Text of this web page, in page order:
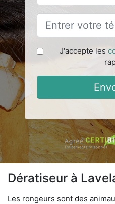
J'accepte les
Dératiseur à
Les rongeurs sont des